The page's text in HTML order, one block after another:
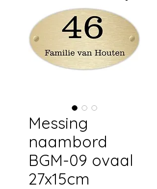
Messing
naambord
BGM-09 ovaal
27x15cm